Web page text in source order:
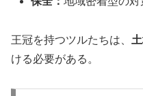
王冠を持つツルたちは、
ける必要がある。